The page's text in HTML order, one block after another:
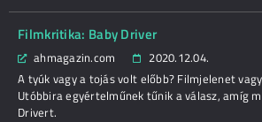
Filmkritika: Baby Driver
ahmagazin.com
2020.12.04.
A tyúk vagy a tojás volt előbb? Filmjelenet
Utóbbira egyértelműnek tűnik a válasz, amíg
Drivert.